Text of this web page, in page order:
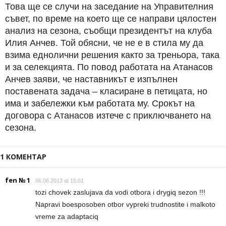
Това ще се случи на заседание на Управителния
съвет, по време на което ще се направи цялостен
анализ на сезона, съобщи президентът на клуба
Илия Анчев. Той обясни, че не е в стила му да
взима еднолични решения както за треньора, така
и за селекцията. По повод работата на Атанасов
Анчев заяви, че наставникът е изпълнен
поставената задача – класиране в петицата, но
има и забележки към работата му. Срокът на
договора с Атанасов изтече с приключването на
сезона.
1 КОМЕНТАР
fen № 1 06.06.2013 at 15:01
tozi chovek zaslujava da vodi otbora i drygiq sezon !!!
Napravi boesposoben otbor vypreki trudnostite i malkoto
vreme za adaptaciq